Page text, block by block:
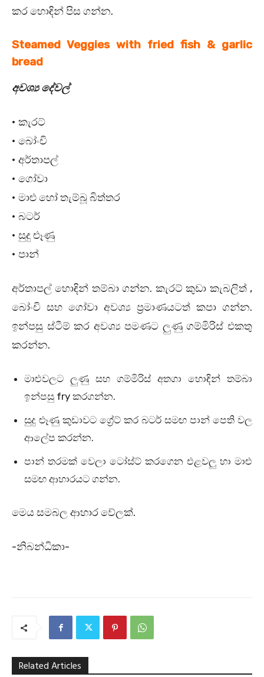
කර හොඳින් පිස ගන්න.
Steamed Veggies with fried fish & garlic
bread
අවශ්‍ය දේවල්
• කැරට්
• බෝංචි
• අර්තාපල්
• ගෝවා
• මාළු හෝ තැම්බූ බිත්තර
• බටර්
• සුදු ළූණු
• පාන්
අර්තාපල් හොඳින් තම්බා ගන්න. කැරට් කුඩා කැබලිත් ,
බෝංචි සහ ගෝවා අවශ්‍ය ප්‍රමාණයටත් කපා ගන්න.
ඉන්පසු ස්ටීම් කර අවශ්‍ය පමණට ලුණු ගම්මිරිස් එකතු
කරන්න.
මාළුවලට ලුණු සහ ගම්මිරිස් අතගා හොඳින් තම්බා
ඉන්පසු fry කරගන්න.
සුදු ළූණු කුඩාවට ග්‍රේට් කර බටර් සමඟ පාන් පෙති වල
ආලේප කරන්න.
පාන් තරමක් වෙලා ටෝස්ට් කරගෙන එළවලු හා මාළු
සමඟ ආහාරයට ගන්න.
මෙය සමබල ආහාර වේලක්.
-නිබන්ධිකා-
Related Articles